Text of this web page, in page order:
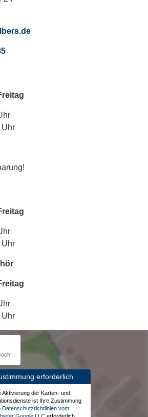
Uhr
Uhr
Uhr
erforderlich
Aktivierung der Karten- und
ist Ihre Zustimmung
Datenschutzrichtlinien vom